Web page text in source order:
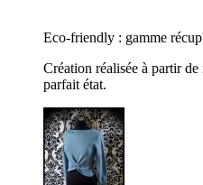
Eco-friendly : gamme
Création réalisée à partir
parfait état.